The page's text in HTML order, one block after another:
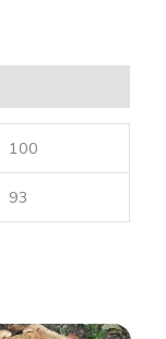
100
93